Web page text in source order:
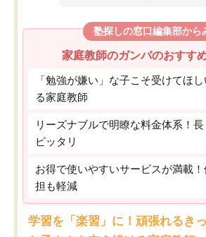
塾探しの窓口編集部から
家庭教師のガンバのおすす
「勉強が嫌い」な子こそ受けてほ
る家庭教師
リーズナブルで明瞭な料金体系！
ピッタリ
お得で使いやすいサービスが満載
担も軽減
学習を「楽習」に！頑張れるき